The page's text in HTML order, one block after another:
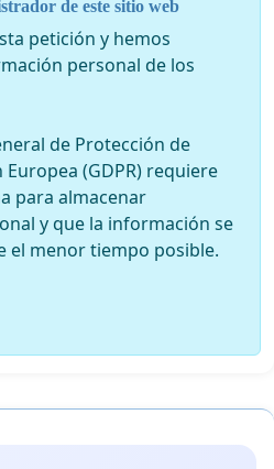
de este sitio web
petición y hemos
personal de los
de Protección de
(GDPR) requiere
para almacenar
y que la información se
el menor tiempo posible.